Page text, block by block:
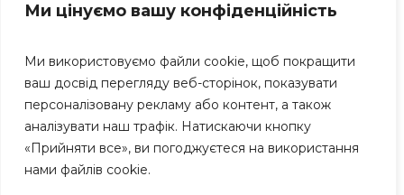
Ми цінуємо вашу конфіденційність
Ми використовуємо файли cookie, щоб покращити
ваш досвід перегляду веб-сторінок, показувати
персоналізовану рекламу або контент, а також
аналізувати наш трафік. Натискаючи кнопку
«Прийняти все», ви погоджуєтеся на використання
нами файлів cookie.
Засновник: Громадська організація "Дніпровський Прес-
Клуб" Всі права захищені. Використання матеріалів